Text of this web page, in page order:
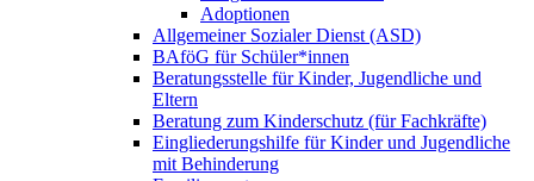
Adoptionen
Allgemeiner Sozialer Dienst (ASD)
BAföG für Schüler*innen
Beratungsstelle für Kinder, Jugendliche und
Eltern
Beratung zum Kinderschutz (für Fachkräfte)
Eingliederungshilfe für Kinder und Jugendliche
mit Behinderung